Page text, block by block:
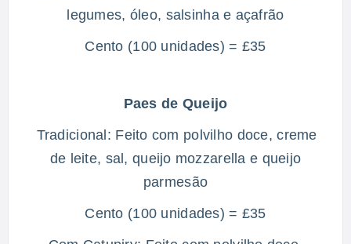
legumes, óleo, salsinha e açafrão
Cento (100 unidades) = £35
Paes de Queijo
Tradicional: Feito com polvilho doce, creme
de leite, sal, queijo mozzarella e queijo
parmesão
Cento (100 unidades) = £35